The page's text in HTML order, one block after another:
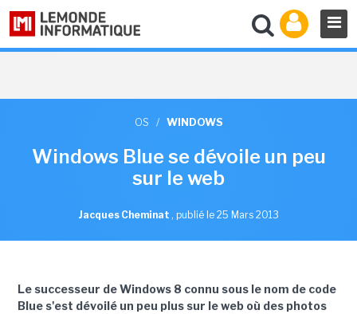
OS / WINDOWS
Windows Blue se dévoile un peu
sur le web
Jacques Cheminat , publié le 25 Mars 2013
Le successeur de Windows 8 connu sous le nom de code
Blue s'est dévoilé un peu plus sur le web où des photos